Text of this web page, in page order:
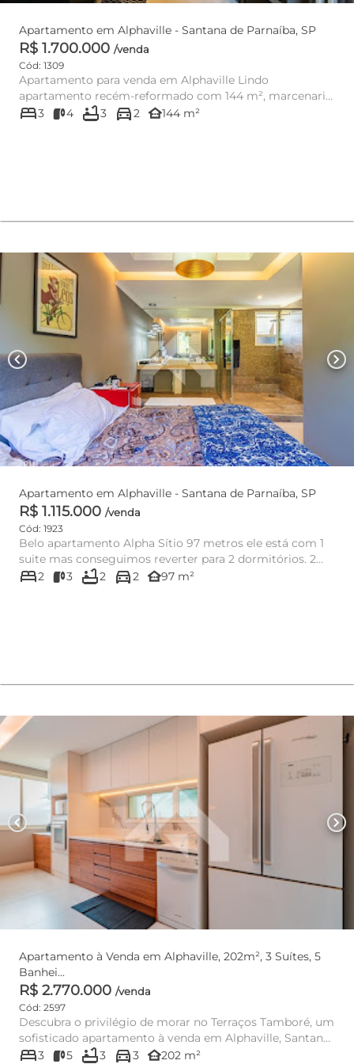
Apartamento em Alphaville - Santana de Parnaíba, SP
R$ 1.700.000 /venda
Cód: 1309
Apartamento para venda em Alphaville Lindo
apartamento recém-reformado com 144 m², marcenaria
de primeira linha, il...
bed3 4 bathtub3 directions_car2 other_houses144 m²
chevron_left chevron_right
Apartamento em Alphaville - Santana de Parnaíba, SP
R$ 1.115.000 /venda
Cód: 1923
Belo apartamento Alpha Sítio 97 metros ele está com 1
suite mas conseguimos reverter para 2 dormitórios. 2
vagas Est...
bed2 3 bathtub2 directions_car2 other_houses97 m²
chevron_left chevron_right
Apartamento à Venda em Alphaville, 202m², 3 Suítes, 5
Banhei...
R$ 2.770.000 /venda
Cód: 2597
Descubra o privilégio de morar no Terraços Tamboré, um
sofisticado apartamento à venda em Alphaville, Santana
de Parnaí...
bed3 5 bathtub3 directions_car3 other_houses202 m²